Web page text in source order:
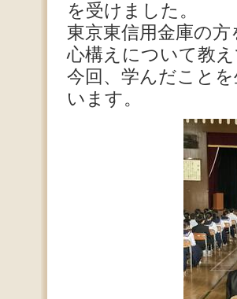
を受けました。
東京東信用金庫の
心構えについて教
今回、学んだこと
います。